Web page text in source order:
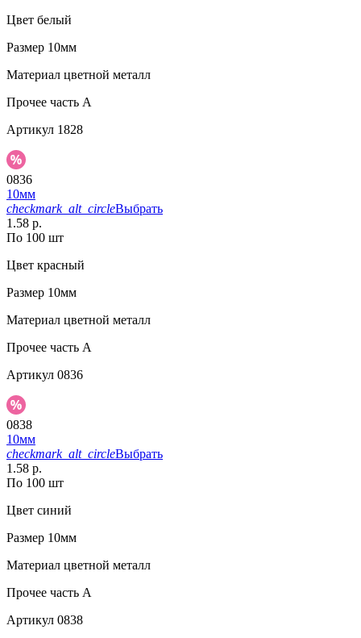
Цвет белый
Размер 10мм
Материал цветной металл
Прочее часть A
Артикул 1828
0836
10мм
checkmark_alt_circleВыбрать
1.58 р.
По 100 шт
Цвет красный
Размер 10мм
Материал цветной металл
Прочее часть A
Артикул 0836
0838
10мм
checkmark_alt_circleВыбрать
1.58 р.
По 100 шт
Цвет синий
Размер 10мм
Материал цветной металл
Прочее часть A
Артикул 0838